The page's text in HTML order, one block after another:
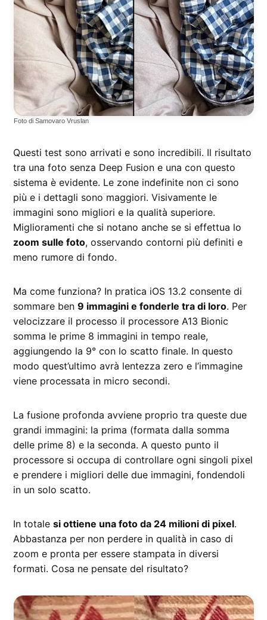
Foto di Samovaro Vruslan
Questi test sono arrivati e sono incredibili. Il risultato
tra una foto senza Deep Fusion e una con questo
sistema è evidente. Le zone indefinite non ci sono
più e i dettagli sono maggiori. Visivamente le
immagini sono migliori e la qualità superiore.
Miglioramenti che si notano anche se si effettua lo
zoom sulle foto, osservando contorni più definiti e
meno rumore di fondo.
Ma come funziona? In pratica iOS 13.2 consente di
sommare ben9 immagini e fonderle tra di loro. Per
velocizzare il processo il processore A13 Bionic
somma le prime 8 immagini in tempo reale,
aggiungendo la 9° con lo scatto finale. In questo
modo quest’ultimo avrà lentezza zero e l’immagine
viene processata in micro secondi.
La fusione profonda avviene proprio tra queste due
grandi immagini: la prima (formata dalla somma
delle prime 8) e la seconda. A questo punto il
processore si occupa di controllare ogni singoli pixel
e prendere i migliori delle due immagini, fondendoli
in un solo scatto.
In totalesi ottiene una foto da 24 milioni di pixel.
Abbastanza per non perdere in qualità in caso di
zoom e pronta per essere stampata in diversi
formati. Cosa ne pensate del risultato?